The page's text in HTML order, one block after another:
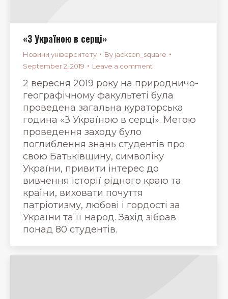
«З Україною в серці»
Новини університету By jackson_square
September 2, 2019
Leave a comment
2 вересня 2019 року на природничо-
географічному факультеті була
проведена загальна кураторська
година «З Україною в серці». Метою
проведення заходу було
поглиблення знань студентів про
свою Батьківщину, символіку
України, привити інтерес до
вивчення історії рідного краю та
країни, виховати почуття
патріотизму, любові і гордості за
України та її народ. Захід зібрав
понад 80 студентів.